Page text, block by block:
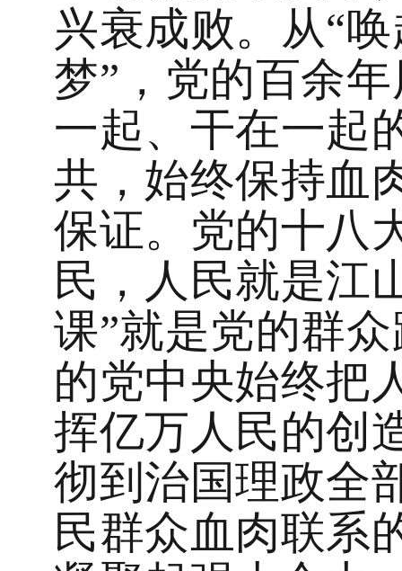
兴衰成败。从“
梦”，党的百余
一起、干在一起
共，始终保持血
保证。党的十八
民，人民就是江
课”就是党的群
的党中央始终把
挥亿万人民的创
彻到治国理政全
民群众血肉联系